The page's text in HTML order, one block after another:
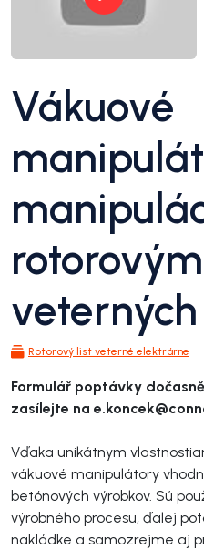
Vákuové
Rotorový list veterné elektrárne
Formulář poptávky
zasílejte na
Vďaka unikátnym
vákuové manipulátory
betónových výrobkov. Sú
výrobného procesu, ďalej
nakládke a samozrejme aj